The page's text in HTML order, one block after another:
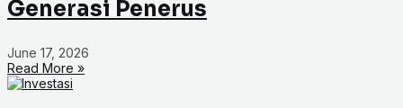
Generasi Penerus
June 17, 2026
Read More »